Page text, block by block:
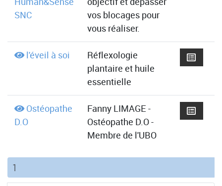
SNC
vos blocages pour
vous réaliser.
l'éveil à soi
Réflexologie
plantaire et huile
essentielle
Ostéopathe
D.O
Fanny LIMAGE -
Ostéopathe D.O -
Membre de l'UBO
1